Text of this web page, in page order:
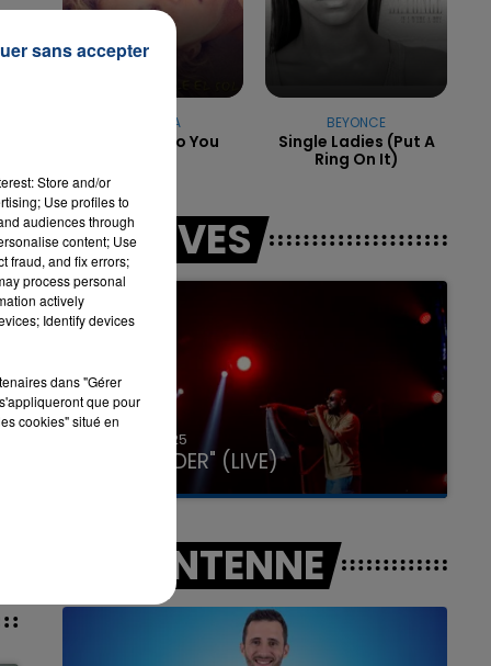
7h00 - 11h00
LA TEAM DE L'ÉTÉ
SHAKIRA
Addicted To You
BEYONCE
Single Ladies (put A
Ring On It)
LES LIVES
31 janvier 2025
GIMS "SPIDER" (LIVE)
A L'ANTENNE
Store and/or
Use profiles to
audiences through
content; Use
fraud, and fix errors;
process personal
actively
Identify devices
dans "Gérer
que pour
cookies" situé en
sans accepter